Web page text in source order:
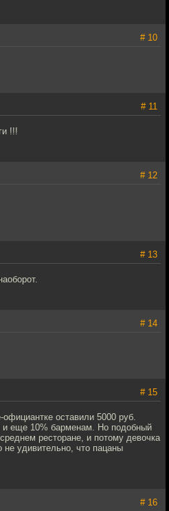
# 10
# 11
!!!
# 12
# 13
# 14
# 15
оставили 5000 руб.
и еще 10% барменам. Но подобный
ресторане, и потому девочка
удивительно, что пацаны
# 16